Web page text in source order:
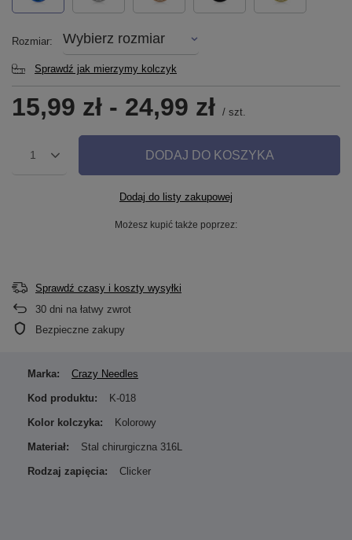
Rozmiar Wybierz rozmiar
Sprawdź jak mierzymy kolczyk
15,99 zł - 24,99 zł / szt.
1 DODAJ DO KOSZYKA
Dodaj do listy zakupowej
Możesz kupić także poprzez:
Sprawdź czasy i koszty wysyłki
30 dni na łatwy zwrot
Bezpieczne zakupy
Marka: Crazy Needles
Kod produktu: K-018
Kolor kolczyka: Kolorowy
Materiał: Stal chirurgiczna 316L
Rodzaj zapięcia: Clicker